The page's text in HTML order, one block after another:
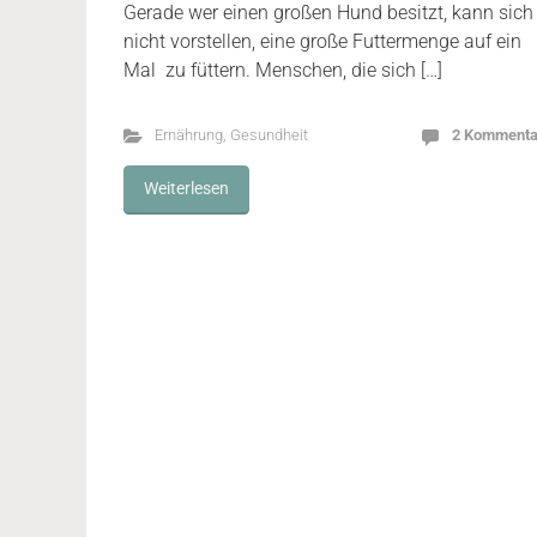
Gerade wer einen großen Hund besitzt, kann sich
nicht vorstellen, eine große Futtermenge auf ein
Mal zu füttern. Menschen, die sich […]
Ernährung, Gesundheit 2
Weiterlesen